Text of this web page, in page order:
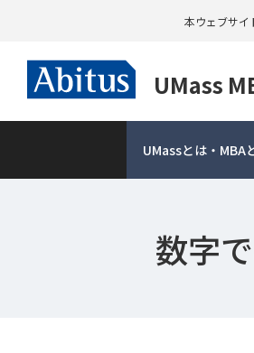
本ウェブサイ
UMass
UMassとは・MBA
数字